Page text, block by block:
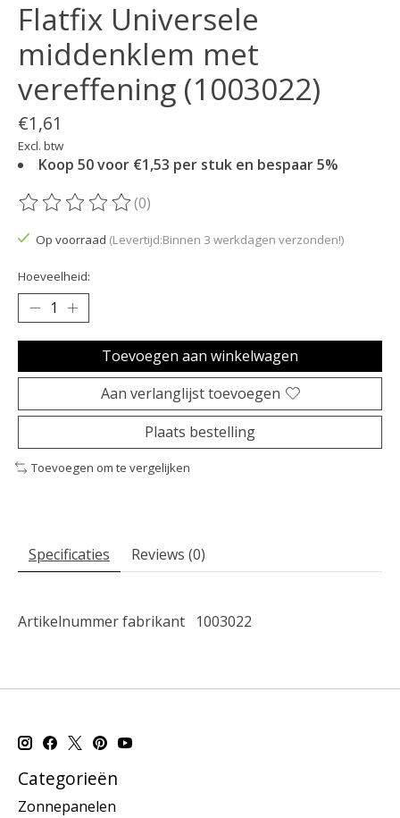
Flatfix Universele
middenklem met
vereffening (1003022)
€1,61
Excl. btw
Koop 50 voor €1,53 per stuk en bespaar 5%
De beoordeling van dit product is
(0)
Op voorraad (Levertijd:Binnen 3 werkdagen verzonden!)
Hoeveelheid:
Toevoegen aan winkelwagen
Aan verlanglijst toevoegen
Plaats bestelling
Toevoegen om te vergelijken
Specificaties Reviews (0)
Artikelnummer fabrikant 1003022
Categorieën
Zonnepanelen